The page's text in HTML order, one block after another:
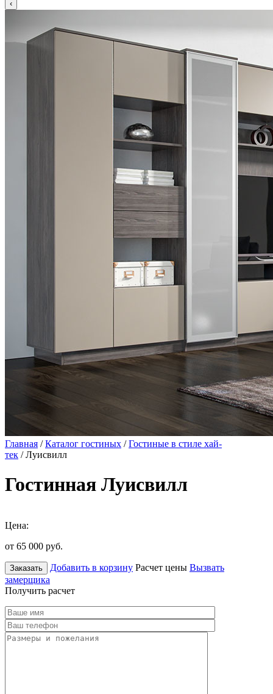
Главная /Каталог гостиных /Гостиные в стиле хай-
тек / Луисвилл
Гостинная Луисвилл
Цена:
от 65 000 руб.
Заказать Добавить в корзину Расчет цены Вызвать
замерщика
Получить расчет